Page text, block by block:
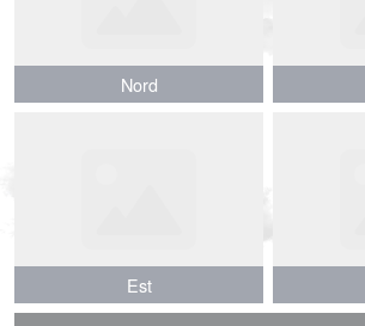
Nord
Nord
Est
Est